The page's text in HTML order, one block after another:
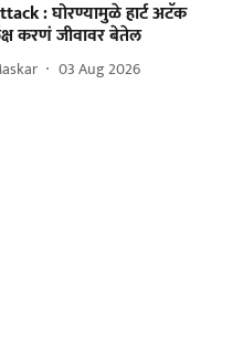
: घोरण्यामुळे हार्ट अटॅक
करणं जीवावर बेतेल
03 Aug 2026